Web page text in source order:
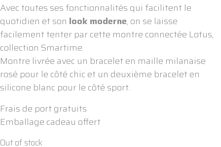
Avec toutes ses fonctionnalités qui facilitent le
quotidien et son look moderne, on se laisse
facilement tenter par cette montre connectée Lotus,
collection Smartime.
Montre livrée avec un bracelet en maille milanaise
rosé pour le côté chic et un deuxième bracelet en
silicone blanc pour le côté sport.
Frais de port gratuits
Emballage cadeau offert
Out of stock